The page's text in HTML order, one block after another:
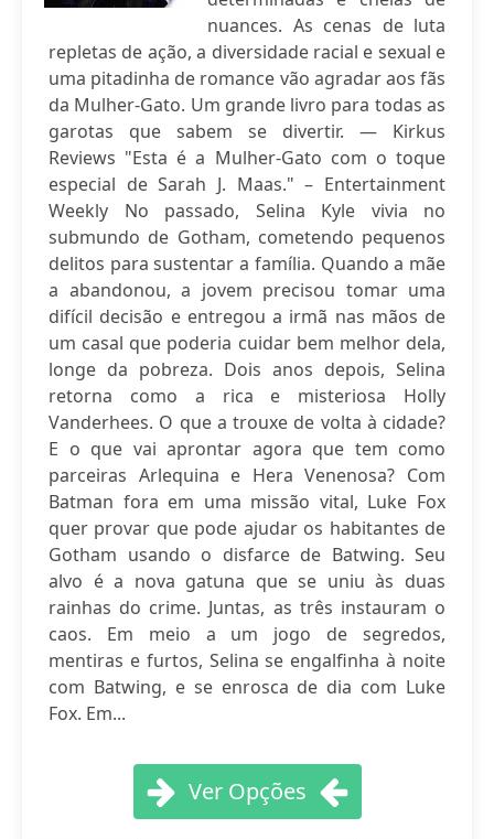
nuances. As cenas de luta
repletas de ação, a diversidade racial e sexual e
uma pitadinha de romance vão agradar aos fãs
da Mulher-Gato. Um grande livro para todas as
garotas que sabem se divertir. — Kirkus
Reviews "Esta é a Mulher-Gato com o toque
especial de Sarah J. Maas." – Entertainment
Weekly No passado, Selina Kyle vivia no
submundo de Gotham, cometendo pequenos
delitos para sustentar a família. Quando a mãe
a abandonou, a jovem precisou tomar uma
difícil decisão e entregou a irmã nas mãos de
um casal que poderia cuidar bem melhor dela,
longe da pobreza. Dois anos depois, Selina
retorna como a rica e misteriosa Holly
Vanderhees. O que a trouxe de volta à cidade?
E o que vai aprontar agora que tem como
parceiras Arlequina e Hera Venenosa? Com
Batman fora em uma missão vital, Luke Fox
quer provar que pode ajudar os habitantes de
Gotham usando o disfarce de Batwing. Seu
alvo é a nova gatuna que se uniu às duas
rainhas do crime. Juntas, as três instauram o
caos. Em meio a um jogo de segredos,
mentiras e furtos, Selina se engalfinha à noite
com Batwing, e se enrosca de dia com Luke
Fox. Em...
Ver Opções